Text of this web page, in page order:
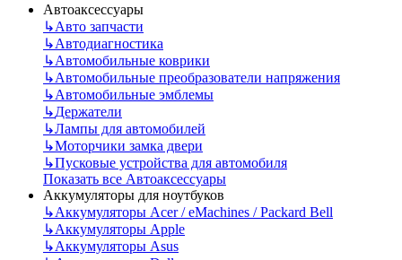
Автоаксессуары
↳Авто запчасти
↳Автодиагностика
↳Автомобильные коврики
↳Автомобильные преобразователи напряжения
↳Автомобильные эмблемы
↳Держатели
↳Лампы для автомобилей
↳Моторчики замка двери
↳Пусковые устройства для автомобиля
Показать все Автоаксессуары
Аккумуляторы для ноутбуков
↳Аккумуляторы Acer / eMachines / Packard Bell
↳Аккумуляторы Apple
↳Аккумуляторы Asus